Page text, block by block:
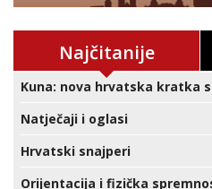
Najčitanije
Kuna: nova hrvatska kratka
Natječaji i oglasi
Hrvatski snajperi
Orijentacija i fizička